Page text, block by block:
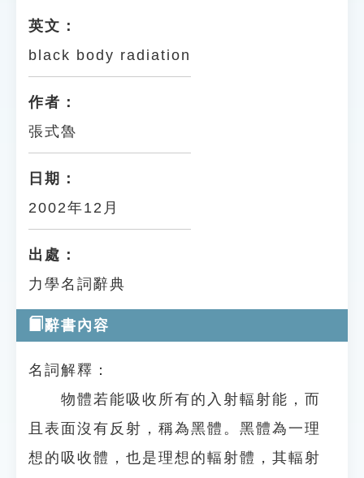
遊戲專區
教學應用
貓頭鷹博士
英文：
black body radiation
作者：
張式魯
日期：
2002年12月
出處：
力學名詞辭典
辭書內容
名詞解釋：
物體若能吸收所有的入射輻射能，而
且表面沒有反射，稱為黑體。黑體為一理
想的吸收體，也是理想的輻射體，其輻射